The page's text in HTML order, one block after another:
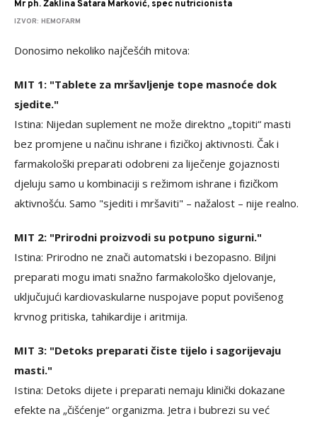
Mr ph. Žaklina Šatara Marković, spec nutricionista
IZVOR: HEMOFARM
Donosimo nekoliko najčešćih mitova:
MIT 1: "Tablete za mršavljenje tope masnoće dok
sjedite."
Istina: Nijedan suplement ne može direktno „topiti“ masti
bez promjene u načinu ishrane i fizičkoj aktivnosti. Čak i
farmakološki preparati odobreni za liječenje gojaznosti
djeluju samo u kombinaciji s režimom ishrane i fizičkom
aktivnošću. Samo "sjediti i mršaviti" – nažalost – nije realno.
MIT 2: "Prirodni proizvodi su potpuno sigurni."
Istina: Prirodno ne znači automatski i bezopasno. Biljni
preparati mogu imati snažno farmakološko djelovanje,
uključujući kardiovaskularne nuspojave poput povišenog
krvnog pritiska, tahikardije i aritmija.
MIT 3: "Detoks preparati čiste tijelo i sagorijevaju
masti."
Istina: Detoks dijete i preparati nemaju klinički dokazane
efekte na „čišćenje“ organizma. Jetra i bubrezi su već